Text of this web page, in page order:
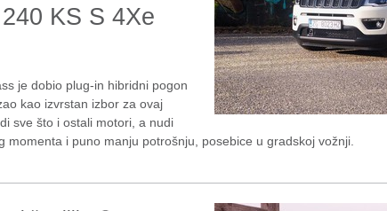
KS S 4Xe
je dobio plug-in hibridni pogon
kao izvrstan izbor za ovaj
sve što i ostali motori, a nudi
momenta i puno manju potrošnju, posebice u gradskoj vožnji.